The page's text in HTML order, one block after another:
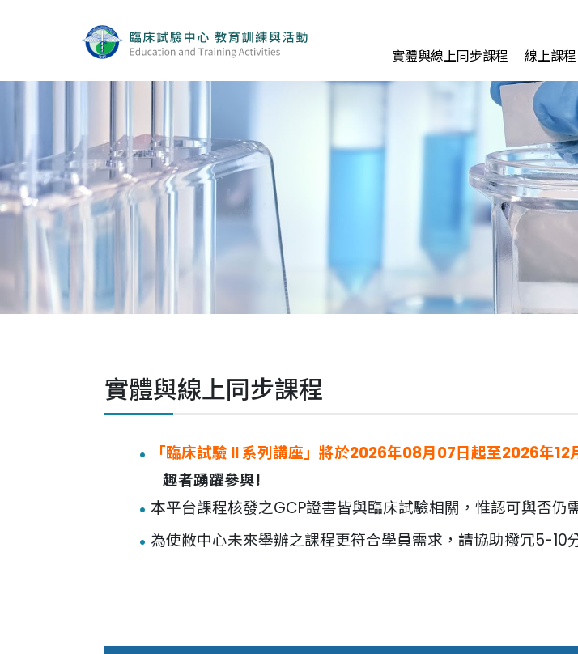
實體與線上同步課程
線上課程
最新消息
活動集錦
Q&A
中國醫藥大學附設醫院 臨床試驗中心
實體與線上同步課程 線上課程
實體與線上同步課程
「臨床試驗 II系列講座」 將於2026年08月07日起至2026年
趣者踴躍參與!
本平台課程核發之GCP證書皆與臨床試驗相關，惟認可與否仍
為使敝中心未來舉辦之課程更符合學員需求，請協助撥冗5-10